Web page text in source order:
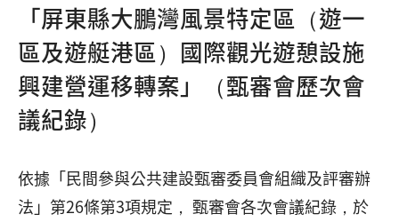
「屏東縣大鵬灣風景特定區（遊一
區及遊艇港區）國際觀光遊憩設施
興建營運移轉案」（甄審會歷次會
議紀錄）
依據「民間參與公共建設甄審委員會組織及評審辦
法」第26條第3項規定， 甄審會各次會議紀錄，於